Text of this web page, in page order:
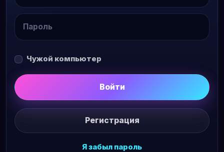
Чужой компьютер
Войти
Регистрация
Я забыл пароль